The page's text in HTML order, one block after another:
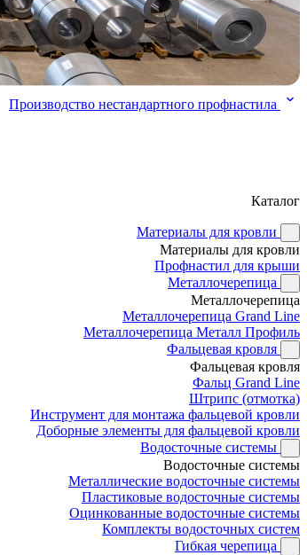
Производство нестандартного профнастила
Каталог
Материалы для кровли
Материалы для кровли
Профнастил для крыши
Металлочерепица
Металлочерепица
Металлочерепица Grand Line
Металлочерепица Металл Профиль
Фальцевая кровля
Фальцевая кровля
Фальц Grand Line
Штрипс (отмотка)
Инструмент для монтажа фальцевой кровли
Доборные элементы для фальцевой кровли
Водосточные системы
Водосточные системы
Металлические водосточные системы
Пластиковые водосточные системы
Оцинкованные водосточные системы
Комплекты водосточных систем
Гибкая черепица